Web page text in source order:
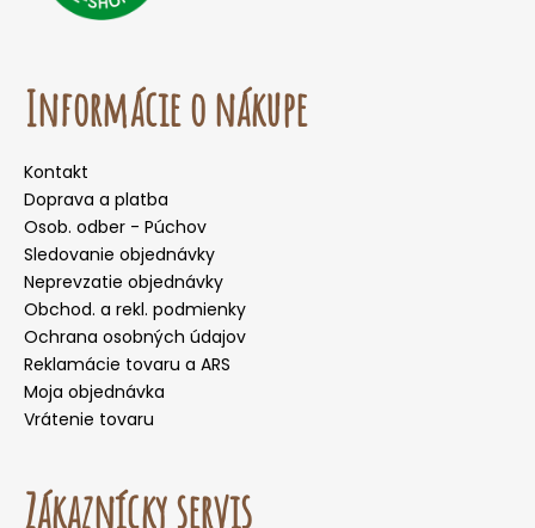
Informácie o nákupe
Kontakt
Doprava a platba
Osob. odber - Púchov
Sledovanie objednávky
Neprevzatie objednávky
Obchod. a rekl. podmienky
Ochrana osobných údajov
Reklamácie tovaru a ARS
Moja objednávka
Vrátenie tovaru
Zákaznícky servis